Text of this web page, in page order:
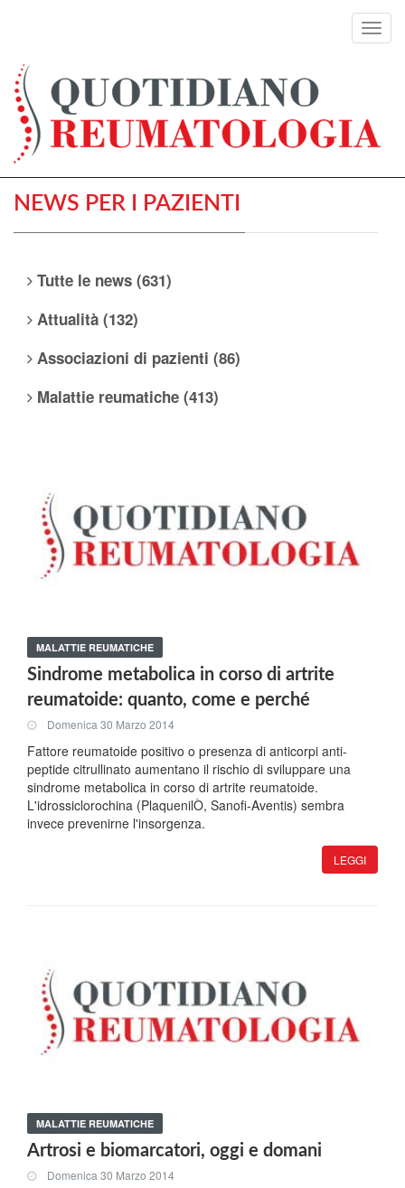
NEWS PER I PAZIENTI
Tutte le news (631)
Attualità (132)
Associazioni di pazienti (86)
Malattie reumatiche (413)
MALATTIE REUMATICHE
Sindrome metabolica in corso di artrite
reumatoide: quanto, come e perché
Domenica 30 Marzo 2014
Fattore reumatoide positivo o presenza di anticorpi anti-
peptide citrullinato aumentano il rischio di sviluppare una
sindrome metabolica in corso di artrite reumatoide.
L'idrossiclorochina (PlaquenilÒ, Sanofi-Aventis) sembra
invece prevenirne l'insorgenza.
LEGGI
MALATTIE REUMATICHE
Artrosi e biomarcatori, oggi e domani
Domenica 30 Marzo 2014